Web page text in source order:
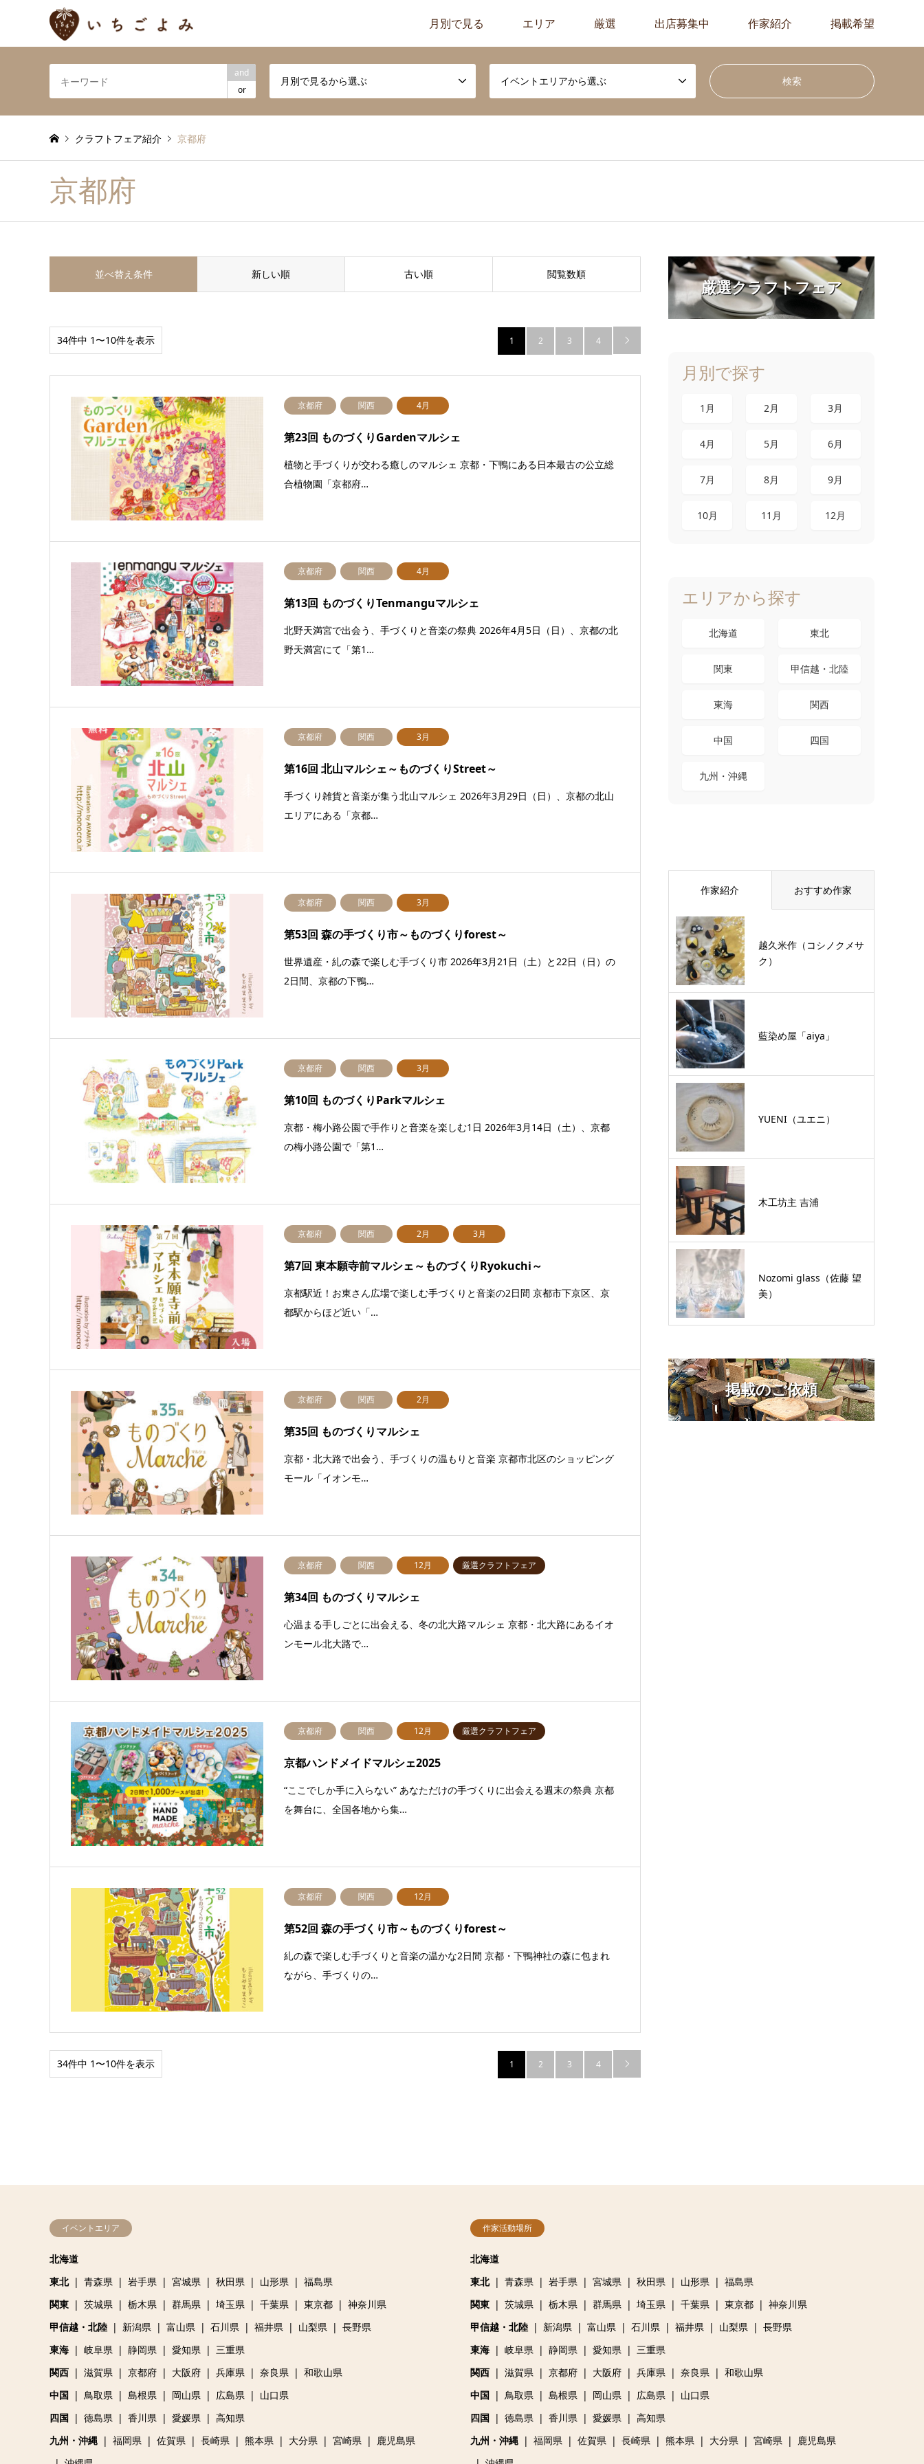
月別で見る エリア 厳選 出店募集中 作家紹介 掲載希望
and
or
月別で見るから選ぶ イベントエリアから選ぶ
クラフトフェア紹介 京都府
京都府
並べ替え条件 新しい順 古い順 閲覧数順
34件中 1〜10件を表示 1 2 3 4 
京都府 関西 4月
第23回 ものづくりGardenマルシェ
植物と手づくりが交わる癒しのマルシェ 京都・下鴨にある日本最古の公立総
合植物園「京都府…
京都府 関西 4月
第13回 ものづくりTenmanguマルシェ
北野天満宮で出会う、手づくりと音楽の祭典 2026年4月5日（日）、京都の北
野天満宮にて「第1…
京都府 関西 3月
第16回 北山マルシェ～ものづくりStreet～
手づくり雑貨と音楽が集う北山マルシェ 2026年3月29日（日）、京都の北山
エリアにある「京都…
京都府 関西 3月
第53回 森の手づくり市～ものづくりforest～
世界遺産・糺の森で楽しむ手づくり市 2026年3月21日（土）と22日（日）の
2日間、京都の下鴨…
京都府 関西 3月
第10回 ものづくりParkマルシェ
京都・梅小路公園で手作りと音楽を楽しむ1日 2026年3月14日（土）、京都
の梅小路公園で「第1…
京都府 関西 2月 3月
第7回 東本願寺前マルシェ～ものづくりRyokuchi～
京都駅近！お東さん広場で楽しむ手づくりと音楽の2日間 京都市下京区、京
都駅からほど近い「…
京都府 関西 2月
第35回 ものづくりマルシェ
京都・北大路で出会う、手づくりの温もりと音楽 京都市北区のショッピング
モール「イオンモ…
京都府 関西 12月 厳選クラフトフェア
第34回 ものづくりマルシェ
心温まる手しごとに出会える、冬の北大路マルシェ 京都・北大路にあるイオ
ンモール北大路で…
京都府 関西 12月 厳選クラフトフェア
京都ハンドメイドマルシェ2025
“ここでしか手に入らない” あなただけの手づくりに出会える週末の祭典 京都
を舞台に、全国各地から集…
京都府 関西 12月
第52回 森の手づくり市～ものづくりforest～
糺の森で楽しむ手づくりと音楽の温かな2日間 京都・下鴨神社の森に包まれ
ながら、手づくりの…
34件中 1〜10件を表示 1 2 3 4 
厳選クラフトフェア
月別で探す
1月 2月 3月
4月 5月 6月
7月 8月 9月
10月 11月 12月
エリアから探す
北海道 東北
関東 甲信越・北陸
東海 関西
中国 四国
九州・沖縄
作家紹介 おすすめ作家
越久米作（コシノクメサ
ク）
藍染め屋「aiya」
YUENI（ユエニ）
木工坊主 吉浦
Nozomi glass（佐藤 望
美）
掲載のご依頼
イベントエリア
北海道
東北
青森県 岩手県 宮城県 秋田県 山形県
福島県
関東
茨城県 栃木県 群馬県 埼玉県 千葉県 東京都
神奈川県
甲信越・北陸
新潟県 富山県 石川県 福井県 山梨県
長野県
東海
岐阜県 静岡県 愛知県
三重県
関西
滋賀県 京都府 大阪府 兵庫県 奈良県
和歌山県
中国
鳥取県 島根県 岡山県 広島県
山口県
四国
徳島県 香川県 愛媛県
高知県
九州・沖縄
福岡県 佐賀県 長崎県 熊本県 大分県 宮崎県
鹿児島県
作家活動場所
北海道
東北
青森県 岩手県 宮城県 秋田県 山形県
福島県
関東
茨城県 栃木県 群馬県 埼玉県 千葉県 東京都
神奈川県
甲信越・北陸
新潟県 富山県 石川県 福井県 山梨県
長野県
東海
岐阜県 静岡県 愛知県
三重県
関西
滋賀県 京都府 大阪府 兵庫県 奈良県
和歌山県
中国
鳥取県 島根県 岡山県 広島県
山口県
四国
徳島県 香川県 愛媛県
高知県
九州・沖縄
福岡県 佐賀県 長崎県 熊本県 大分県 宮崎県
鹿児島県